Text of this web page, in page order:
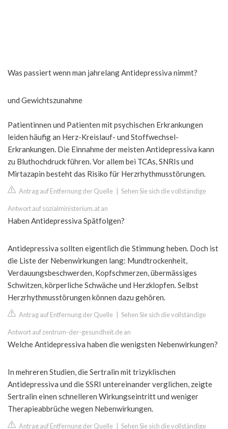
Was passiert wenn man jahrelang Antidepressiva nimmt?
und Gewichtszunahme
Patientinnen und Patienten mit psychischen Erkrankungen
leiden häufig an Herz-Kreislauf- und Stoffwechsel-
Erkrankungen. Die Einnahme der meisten Antidepressiva kann
zu Bluthochdruck führen. Vor allem bei TCAs, SNRIs und
Mirtazapin besteht das Risiko für Herzrhythmusstörungen.
Antrag auf Entfernung der Quelle Sehen Sie sich die vollständige
Antwort auf sozialministerium.at an
Haben Antidepressiva Spätfolgen?
Antidepressiva sollten eigentlich die Stimmung heben. Doch ist
die Liste der Nebenwirkungen lang: Mundtrockenheit,
Verdauungsbeschwerden, Kopfschmerzen, übermässiges
Schwitzen, körperliche Schwäche und Herzklopfen. Selbst
Herzrhythmusstörungen können dazu gehören.
Antrag auf Entfernung der Quelle Sehen Sie sich die vollständige
Antwort auf zentrum-der-gesundheit.de an
Welche Antidepressiva haben die wenigsten Nebenwirkungen?
In mehreren Studien, die Sertralin mit trizyklischen
Antidepressiva und die SSRI untereinander verglichen, zeigte
Sertralin einen schnelleren Wirkungseintritt und weniger
Therapieabbrüche wegen Nebenwirkungen.
Antrag auf Entfernung der Quelle Sehen Sie sich die vollständige